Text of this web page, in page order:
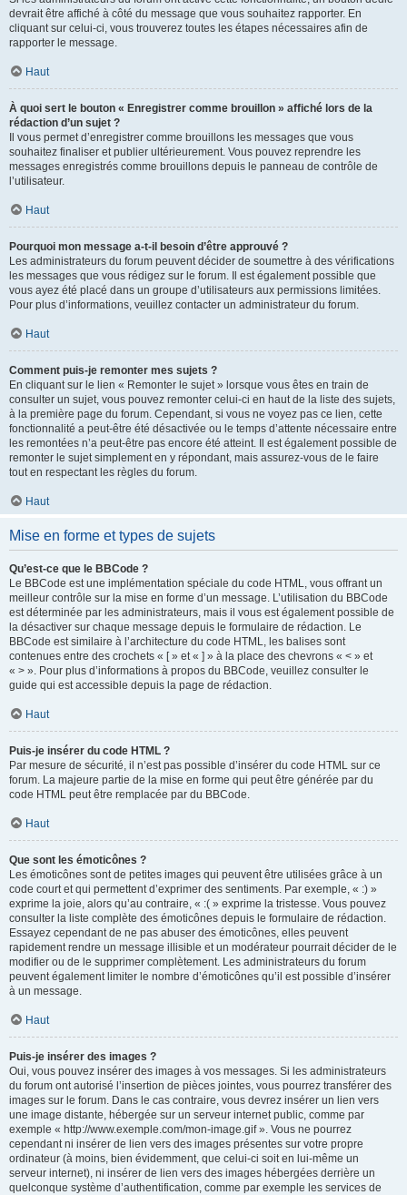
devrait être affiché à côté du message que vous souhaitez rapporter. En
cliquant sur celui-ci, vous trouverez toutes les étapes nécessaires afin de
rapporter le message.
Haut
À quoi sert le bouton « Enregistrer comme brouillon » affiché lors de la
rédaction d’un sujet ?
Il vous permet d’enregistrer comme brouillons les messages que vous
souhaitez finaliser et publier ultérieurement. Vous pouvez reprendre les
messages enregistrés comme brouillons depuis le panneau de contrôle de
l’utilisateur.
Haut
Pourquoi mon message a-t-il besoin d’être approuvé ?
Les administrateurs du forum peuvent décider de soumettre à des vérifications
les messages que vous rédigez sur le forum. Il est également possible que
vous ayez été placé dans un groupe d’utilisateurs aux permissions limitées.
Pour plus d’informations, veuillez contacter un administrateur du forum.
Haut
Comment puis-je remonter mes sujets ?
En cliquant sur le lien « Remonter le sujet » lorsque vous êtes en train de
consulter un sujet, vous pouvez remonter celui-ci en haut de la liste des sujets,
à la première page du forum. Cependant, si vous ne voyez pas ce lien, cette
fonctionnalité a peut-être été désactivée ou le temps d’attente nécessaire entre
les remontées n’a peut-être pas encore été atteint. Il est également possible de
remonter le sujet simplement en y répondant, mais assurez-vous de le faire
tout en respectant les règles du forum.
Haut
Mise en forme et types de sujets
Qu’est-ce que le BBCode ?
Le BBCode est une implémentation spéciale du code HTML, vous offrant un
meilleur contrôle sur la mise en forme d’un message. L’utilisation du BBCode
est déterminée par les administrateurs, mais il vous est également possible de
la désactiver sur chaque message depuis le formulaire de rédaction. Le
BBCode est similaire à l’architecture du code HTML, les balises sont
contenues entre des crochets « [ » et « ] » à la place des chevrons « < » et
« > ». Pour plus d’informations à propos du BBCode, veuillez consulter le
guide qui est accessible depuis la page de rédaction.
Haut
Puis-je insérer du code HTML ?
Par mesure de sécurité, il n’est pas possible d’insérer du code HTML sur ce
forum. La majeure partie de la mise en forme qui peut être générée par du
code HTML peut être remplacée par du BBCode.
Haut
Que sont les émoticônes ?
Les émoticônes sont de petites images qui peuvent être utilisées grâce à un
code court et qui permettent d’exprimer des sentiments. Par exemple, « :) »
exprime la joie, alors qu’au contraire, « :( » exprime la tristesse. Vous pouvez
consulter la liste complète des émoticônes depuis le formulaire de rédaction.
Essayez cependant de ne pas abuser des émoticônes, elles peuvent
rapidement rendre un message illisible et un modérateur pourrait décider de le
modifier ou de le supprimer complètement. Les administrateurs du forum
peuvent également limiter le nombre d’émoticônes qu’il est possible d’insérer
à un message.
Haut
Puis-je insérer des images ?
Oui, vous pouvez insérer des images à vos messages. Si les administrateurs
du forum ont autorisé l’insertion de pièces jointes, vous pourrez transférer des
images sur le forum. Dans le cas contraire, vous devrez insérer un lien vers
une image distante, hébergée sur un serveur internet public, comme par
exemple « http://www.exemple.com/mon-image.gif ». Vous ne pourrez
cependant ni insérer de lien vers des images présentes sur votre propre
ordinateur (à moins, bien évidemment, que celui-ci soit en lui-même un
serveur internet), ni insérer de lien vers des images hébergées derrière un
quelconque système d’authentification, comme par exemple les services de